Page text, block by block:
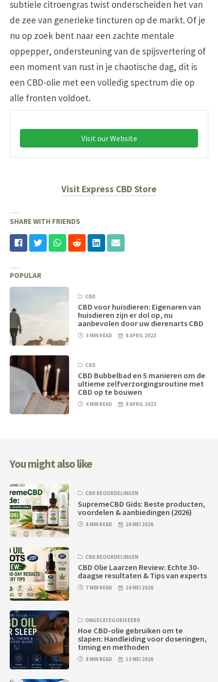
subtiele citroengras twist onderscheiden het van
de zee van generieke tincturen op de markt. Of je
nu op zoek bent naar een zachte mentale
oppepper, ondersteuning van de spijsvertering of
een moment van rust in je chaotische dag, dit is
een CBD-olie met een volledig spectrum die op
alle fronten voldoet.
Visit our Website
Visit Express CBD Store
SHARE WITH FRIENDS
POPULAR
CBD
CBD voor huisdieren: Eigenaren van
huisdieren zijn er dol op, nu
aanbevolen door uw dierenarts CBD
3 MIN READ 8 APRIL 2023
CBD
CBD Bubbelbad en 5 manieren om de
ultieme zelfverzorgingsroutine met
CBD op te bouwen
4 MIN READ 8 APRIL 2023
You might also like
CBD BEOORDELINGEN
SupremeCBD Gids: Beste producten,
voordelen & aanbiedingen (2026)
8 MIN READ 20 MEI 2026
CBD BEOORDELINGEN
CBD Olie Laarzen Review: Echte 30-
daagse resultaten & Tips van experts
7 MIN READ 16 MEI 2026
ONGECATEGORISEERD
Hoe CBD-olie gebruiken om te
slapen: Handleiding voor doseringen,
timing en methoden
8 MIN READ 13 MEI 2026